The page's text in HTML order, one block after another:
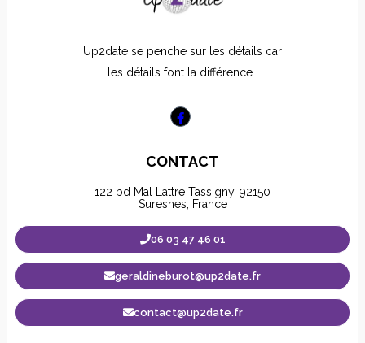
Up2date se penche sur les détails car
les détails font la différence !
CONTACT
122 bd Mal Lattre Tassigny, 92150
Suresnes, France
06 03 47 46 01
geraldineburot@up2date.fr
contact@up2date.fr